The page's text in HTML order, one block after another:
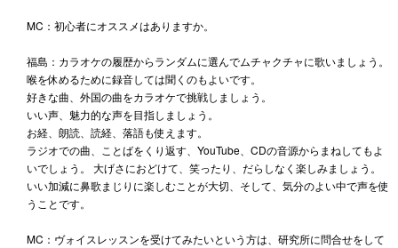
MC：初心者にオススメはありますか。
福島：カラオケの履歴からランダムに選んでムチャクチャに歌いましょう。
喉を休めるために録音しては聞くのもよいです。
好きな曲、外国の曲をカラオケで挑戦しましょう。
いい声、魅力的な声を目指しましょう。
お経、朗読、読経、落語も使えます。
ラジオでの曲、ことばをくり返す、YouTube、CDの音源からまねしてもよ
いでしょう。 大げさにおどけて、笑ったり、だらしなく楽しみましょう。
いい加減に鼻歌まじりに楽しむことが大切、そして、気分のよい中で声を使
うことです。
MC：ヴォイスレッスンを受けてみたいという方は、研究所に問合せをして